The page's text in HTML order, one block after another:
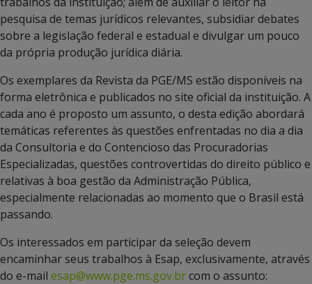
pesquisa de temas jurídicos relevantes, subsidiar debates
sobre a legislação federal e estadual e divulgar um pouco
da própria produção jurídica diária.
Os exemplares da Revista da PGE/MS estão disponíveis na
forma eletrônica e publicados no site oficial da instituição. A
cada ano é proposto um assunto, o desta edição abordará
temáticas referentes às questões enfrentadas no dia a dia
da Consultoria e do Contencioso das Procuradorias
Especializadas, questões controvertidas do direito público e
relativas à boa gestão da Administração Pública,
especialmente relacionadas ao momento que o Brasil está
passando.
Os interessados em participar da seleção devem
encaminhar seus trabalhos à Esap, exclusivamente, através
do e-mail esap@www.pge.ms.gov.brcom o assunto: